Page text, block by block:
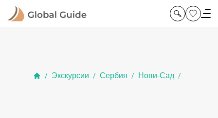
/ Экскурсии / Сербия / Нови-Сад /